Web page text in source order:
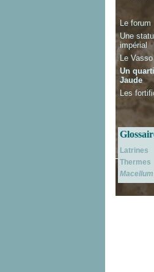
Le forum
Une
impérial
Le
Un
Jaude
Les
Latrines
Thermes
Macellum